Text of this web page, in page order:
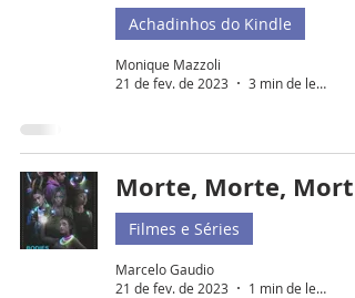
Achadinhos do Kindle
Monique Mazzoli
21 de fev. de 2023
3 min de leitura
Morte, Morte, Morte
Filmes e Séries
Marcelo Gaudio
21 de fev. de 2023
1 min de leitura